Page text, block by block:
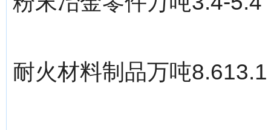
耐火材料制品万吨8.613.1